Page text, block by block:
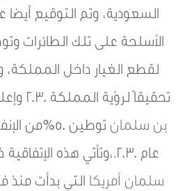
السعودية، وتم التوقيع
الأسلحة على تلك الطائرات
لقطع الغيار داخل المملكة،
تحقيقاً لرؤية المملكة 2030 وإعلان
بن سلمان
توطين
عام 2030.،وتأتي هذه الإتفاقية خلال
سلمان أمريكا التي بدأت منذ